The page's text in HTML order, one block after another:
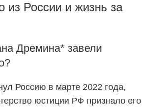
из России и жизнь за
Дремина* завели
Россию в марте 2022 года,
юстиции РФ признало его